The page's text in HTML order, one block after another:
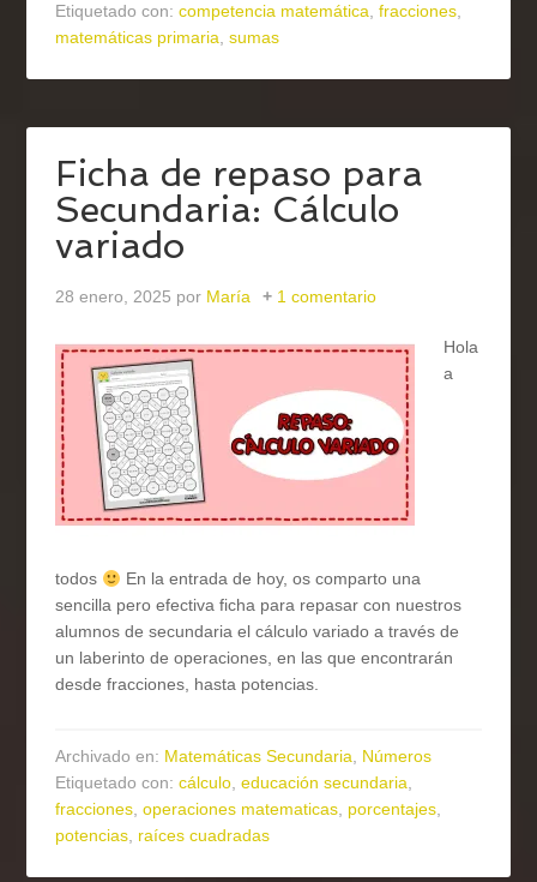
Etiquetado con:competencia matemática,fracciones,
matemáticas primaria,sumas
Ficha de repaso para
Secundaria: Cálculo
variado
28 enero, 2025 por María 1 comentario
Hola
a
todos
En la entrada de hoy, os comparto una
sencilla pero efectiva ficha para repasar con nuestros
alumnos de secundaria el cálculo variado a través de
un laberinto de operaciones, en las que encontrarán
desde fracciones, hasta potencias.
Archivado en: Matemáticas Secundaria, Números
Etiquetado con:cálculo,educación secundaria,
fracciones,operaciones matematicas, porcentajes,
potencias, raíces cuadradas